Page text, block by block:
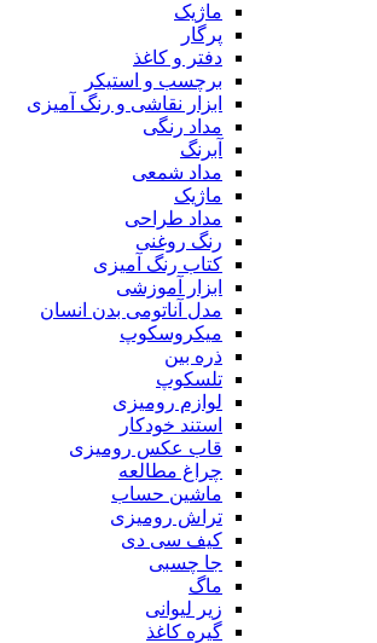
ماژیک
پرگار
دفتر و کاغذ
برچسب و استیکر
ابزار نقاشی و رنگ آمیزی
مداد رنگی
آبرنگ
مداد شمعی
ماژیک
مداد طراحی
رنگ روغنی
کتاب رنگ آمیزی
ابزار آموزشی
مدل آناتومی بدن انسان
میکروسکوپ
ذره بین
تلسکوپ
لوازم رومیزی
استند خودکار
قاب عکس رومیزی
چراغ مطالعه
ماشین حساب
تراش رومیزی
کیف سی دی
جا چسبی
ماگ
زیر لیوانی
گیره کاغذ